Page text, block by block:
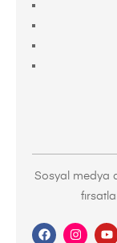
Sosyal medya